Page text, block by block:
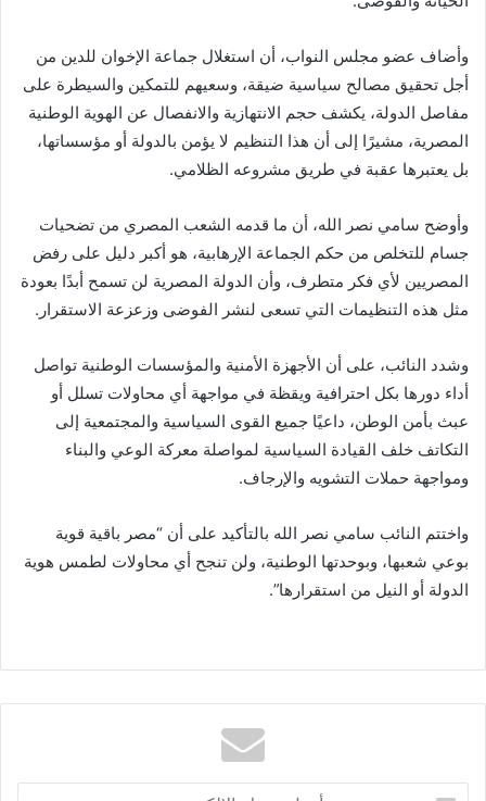
وأضاف عضو مجلس النواب، أن استغلال جماعة الإخوان للدين من
أجل تحقيق مصالح سياسية ضيقة، وسعيهم للتمكين والسيطرة على
مفاصل الدولة، يكشف حجم الانتهازية والانفصال عن الهوية الوطنية
المصرية، مشيرًا إلى أن هذا التنظيم لا يؤمن بالدولة أو مؤسساتها،
بل يعتبرها عقبة في طريق مشروعه الظلامي.
وأوضح سامي نصر الله، أن ما قدمه الشعب المصري من تضحيات
جسام للتخلص من حكم الجماعة الإرهابية، هو أكبر دليل على رفض
المصريين لأي فكر متطرف، وأن الدولة المصرية لن تسمح أبدًا بعودة
مثل هذه التنظيمات التي تسعى لنشر الفوضى وزعزعة الاستقرار.
وشدد النائب، على أن الأجهزة الأمنية والمؤسسات الوطنية تواصل
أداء دورها بكل احترافية ويقظة في مواجهة أي محاولات تسلل أو
عبث بأمن الوطن، داعيًا جميع القوى السياسية والمجتمعية إلى
التكاتف خلف القيادة السياسية لمواصلة معركة الوعي والبناء
ومواجهة حملات التشويه والإرجاف.
واختتم النائب سامي نصر الله بالتأكيد على أن “مصر باقية قوية
بوعي شعبها، وبوحدتها الوطنية، ولن تنجح أي محاولات لطمس هوية
الدولة أو النيل من استقرارها”.